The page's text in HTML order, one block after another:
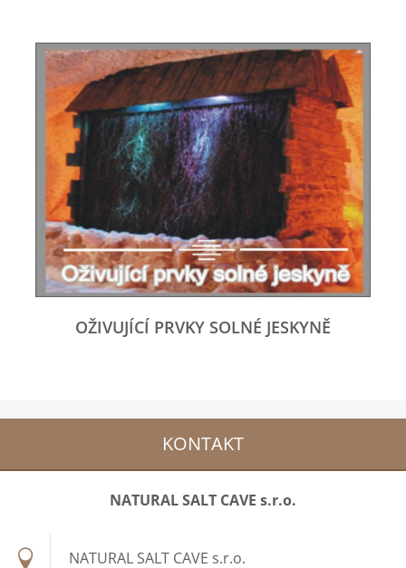
OŽIVUJÍCÍ PRVKY SOLNÉ JESKYNĚ
KONTAKT
NATURAL SALT CAVE s.r.o.
NATURAL SALT CAVE s.r.o.